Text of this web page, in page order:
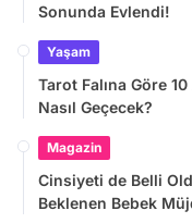
Sonunda Evlendi!
Yaşam
Tarot Falına Göre
Nasıl Geçecek?
Magazin
Cinsiyeti de Belli
Beklenen Bebek